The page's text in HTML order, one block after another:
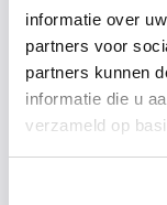
informatie over
partners voor
partners kunnen
informatie die u
verzameld op
opdracht.